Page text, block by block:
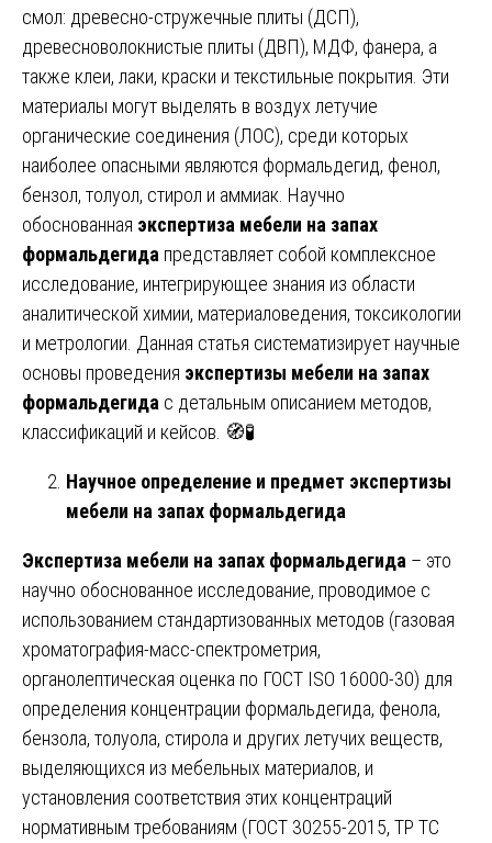
смол: древесно-стружечные плиты (ДСП),
древесноволокнистые плиты (ДВП), МДФ, фанера, а
также клеи, лаки, краски и текстильные покрытия. Эти
материалы могут выделять в воздух летучие
органические соединения (ЛОС), среди которых
наиболее опасными являются формальдегид, фенол,
бензол, толуол, стирол и аммиак. Научно
обоснованная экспертиза мебели на запах
формальдегида представляет собой комплексное
исследование, интегрирующее знания из области
аналитической химии, материаловедения, токсикологии
и метрологии. Данная статья систематизирует научные
основы проведения экспертизы мебели на запах
формальдегида с детальным описанием методов,
классификаций и кейсов. 🧭🧪
Научное определение и предмет экспертизы
мебели на запах формальдегида
Экспертиза мебели на запах формальдегида – это
научно обоснованное исследование, проводимое с
использованием стандартизованных методов (газовая
хроматография-масс-спектрометрия,
органолептическая оценка по ГОСТ ISO 16000-30) для
определения концентрации формальдегида, фенола,
бензола, толуола, стирола и других летучих веществ,
выделяющихся из мебельных материалов, и
установления соответствия этих концентраций
нормативным требованиям (ГОСТ 30255-2015, ТР ТС